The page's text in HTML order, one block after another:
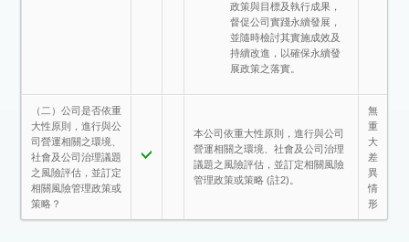
政策與目標及執行成果，
督促公司實踐永續發展，
並隨時檢討其實施成效及
持續改進，以確保永續發
展政策之落實。
（二）公司是否依重
大性原則，進行與公
司營運相關之環境、
社會及公司治理議題
之風險評估，並訂定
相關風險管理政策或
策略？
本公司依重大性原則，進行與公司
營運相關之環境、社會及公司治理
議題之風險評估，並訂定相關風險
管理政策或策略 (註2)。
無
重
大
差
異
情
形